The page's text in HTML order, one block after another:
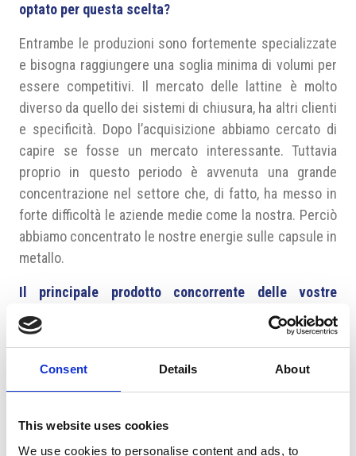
Consent Details About
This website uses cookies
We use cookies to personalise content and ads, to
optato per questa scelta?
Entrambe le produzioni sono fortemente specializzate
e bisogna raggiungere una soglia minima di volumi per
essere competitivi. Il mercato delle lattine è molto
diverso da quello dei sistemi di chiusura, ha altri clienti
e specificità. Dopo l’acquisizione abbiamo cercato di
capire se fosse un mercato interessante. Tuttavia
proprio in questo periodo è avvenuta una grande
concentrazione nel settore che, di fatto, ha messo in
forte difficoltà le aziende medie come la nostra. Perciò
abbiamo concentrato le nostre energie sulle capsule in
metallo.
Il principale prodotto concorrente delle vostre
capsule sono i tappi di plastica. Quali sono i vantaggi
del prodotto in metallo?
Uno dei vantaggi è l’alta riciclabilità, che nelle capsule
in metallo raggiunge praticamente il 100%. Solitamente
vetro, che sono quindi totalmente riciclabili. Inoltre i